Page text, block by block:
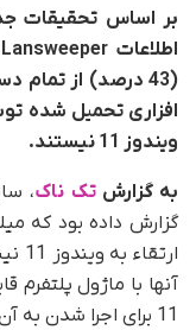
بر اساس تحقیقات
(43 درصد) از
افزاری تحمیل شده
ویندوز 11 نیستند.
به گزارشتک ناک،
گزارش داده بود که
11 برای اجرا شدن به آن نیاز دارد.